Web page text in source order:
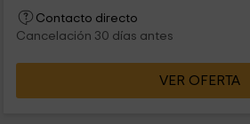
Contacto directo
Cancelación 30 días antes
VER OFERTA